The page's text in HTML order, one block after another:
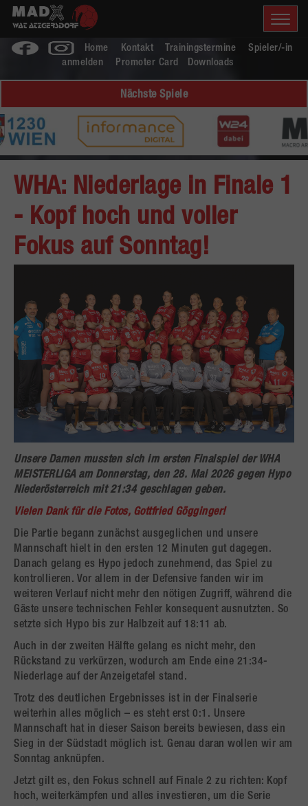
Home Kontakt Trainingstermine
Spieler/-in
anmelden
Promoter Card Downloads
Nächste Spiele
WHA: Niederlage in Finale 1
- Kopf hoch und voller
Fokus auf Sonntag!
Unsere Damen mussten sich im ersten Finalspiel der WHA
MEISTERLIGA am Donnerstag, den 28. Mai 2026 gegen Hypo
Niederösterreich mit 21:34 geschlagen geben.
Vielen Dank für die Fotos, Gottfried Gögginger!
Die Partie begann zunächst ausgeglichen und unsere
Mannschaft hielt in den ersten 12 Minuten gut dagegen.
Danach gelang es Hypo jedoch zunehmend, das Spiel zu
kontrollieren. Vor allem in der Defensive fanden wir im
weiteren Verlauf nicht mehr den nötigen Zugriff, während die
Gäste unsere technischen Fehler konsequent ausnutzten. So
setzte sich Hypo bis zur Halbzeit auf 18:11 ab.
Auch in der zweiten Hälfte gelang es nicht mehr, den
Rückstand zu verkürzen, wodurch am Ende eine 21:34-
Niederlage auf der Anzeigetafel stand.
Trotz des deutlichen Ergebnisses ist in der Finalserie
weiterhin alles möglich – es steht erst 0:1. Unsere
Mannschaft hat in dieser Saison bereits bewiesen, dass ein
Sieg in der Südstadt möglich ist. Genau daran wollen wir am
Sonntag anknüpfen.
Jetzt gilt es, den Fokus schnell auf Finale 2 zu richten: Kopf
hoch, weiterkämpfen und alles investieren, um die Serie